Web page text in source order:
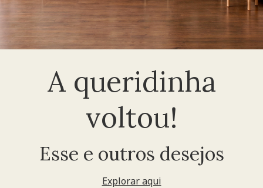
A queridinha
voltou!
Esse e outros desejos
Explorar aqui